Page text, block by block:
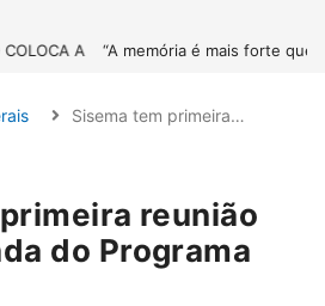
o esquecimento”: Sandro Neiva lança
Sisema tem primeira…
reunião
do Programa